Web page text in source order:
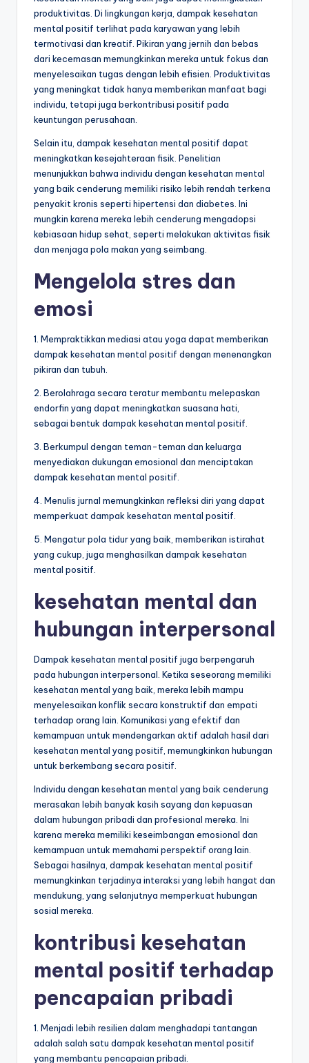
produktivitas. Di lingkungan kerja, dampak kesehatan
mental positif terlihat pada karyawan yang lebih
termotivasi dan kreatif. Pikiran yang jernih dan bebas
dari kecemasan memungkinkan mereka untuk fokus dan
menyelesaikan tugas dengan lebih efisien. Produktivitas
yang meningkat tidak hanya memberikan manfaat bagi
individu, tetapi juga berkontribusi positif pada
keuntungan perusahaan.
Selain itu, dampak kesehatan mental positif dapat
meningkatkan kesejahteraan fisik. Penelitian
menunjukkan bahwa individu dengan kesehatan mental
yang baik cenderung memiliki risiko lebih rendah terkena
penyakit kronis seperti hipertensi dan diabetes. Ini
mungkin karena mereka lebih cenderung mengadopsi
kebiasaan hidup sehat, seperti melakukan aktivitas fisik
dan menjaga pola makan yang seimbang.
Mengelola stres dan
emosi
1. Mempraktikkan mediasi atau yoga dapat memberikan
dampak kesehatan mental positif dengan menenangkan
pikiran dan tubuh.
2. Berolahraga secara teratur membantu melepaskan
endorfin yang dapat meningkatkan suasana hati,
sebagai bentuk dampak kesehatan mental positif.
3. Berkumpul dengan teman-teman dan keluarga
menyediakan dukungan emosional dan menciptakan
dampak kesehatan mental positif.
4. Menulis jurnal memungkinkan refleksi diri yang dapat
memperkuat dampak kesehatan mental positif.
5. Mengatur pola tidur yang baik, memberikan istirahat
yang cukup, juga menghasilkan dampak kesehatan
mental positif.
kesehatan mental dan
hubungan interpersonal
Dampak kesehatan mental positif juga berpengaruh
pada hubungan interpersonal. Ketika seseorang memiliki
kesehatan mental yang baik, mereka lebih mampu
menyelesaikan konflik secara konstruktif dan empati
terhadap orang lain. Komunikasi yang efektif dan
kemampuan untuk mendengarkan aktif adalah hasil dari
kesehatan mental yang positif, memungkinkan hubungan
untuk berkembang secara positif.
Individu dengan kesehatan mental yang baik cenderung
merasakan lebih banyak kasih sayang dan kepuasan
dalam hubungan pribadi dan profesional mereka. Ini
karena mereka memiliki keseimbangan emosional dan
kemampuan untuk memahami perspektif orang lain.
Sebagai hasilnya, dampak kesehatan mental positif
memungkinkan terjadinya interaksi yang lebih hangat dan
mendukung, yang selanjutnya memperkuat hubungan
sosial mereka.
kontribusi kesehatan
mental positif terhadap
pencapaian pribadi
1. Menjadi lebih resilien dalam menghadapi tantangan
adalah salah satu dampak kesehatan mental positif
yang membantu pencapaian pribadi.